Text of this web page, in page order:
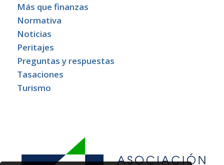
Más que finanzas
Normativa
Noticias
Peritajes
Preguntas y respuestas
Tasaciones
Turismo